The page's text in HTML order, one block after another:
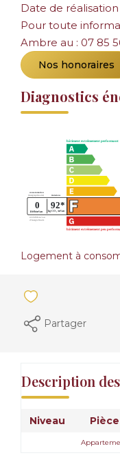
Date de
Pour toute
Ambre au : 07 85
Nos honoraires
Diagnostics
Logement à
Partager
Description
Niveau Pièce